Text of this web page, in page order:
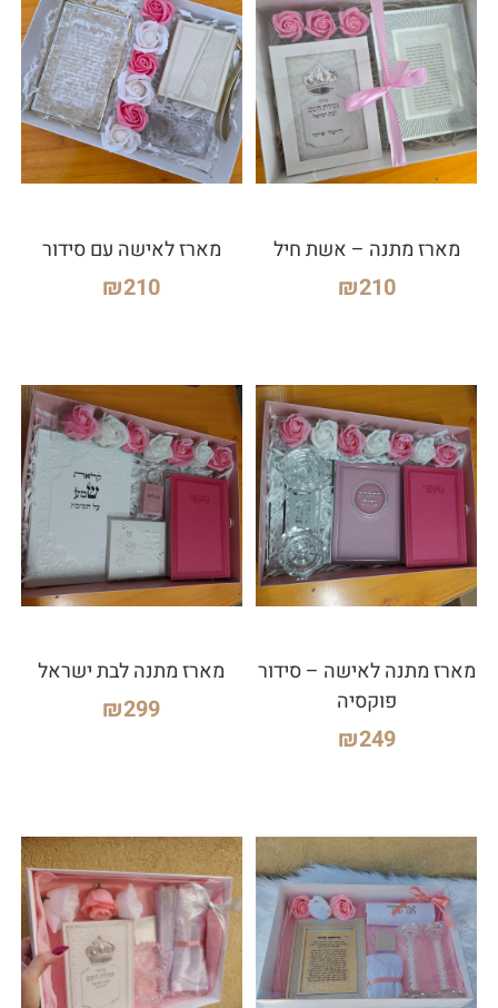
מארז מתנה – אשת חיל
₪210
מארז לאישה עם סידור
₪210
מארז מתנה לאישה – סידור
פוקסיה
₪249
מארז מתנה לבת ישראל
₪299